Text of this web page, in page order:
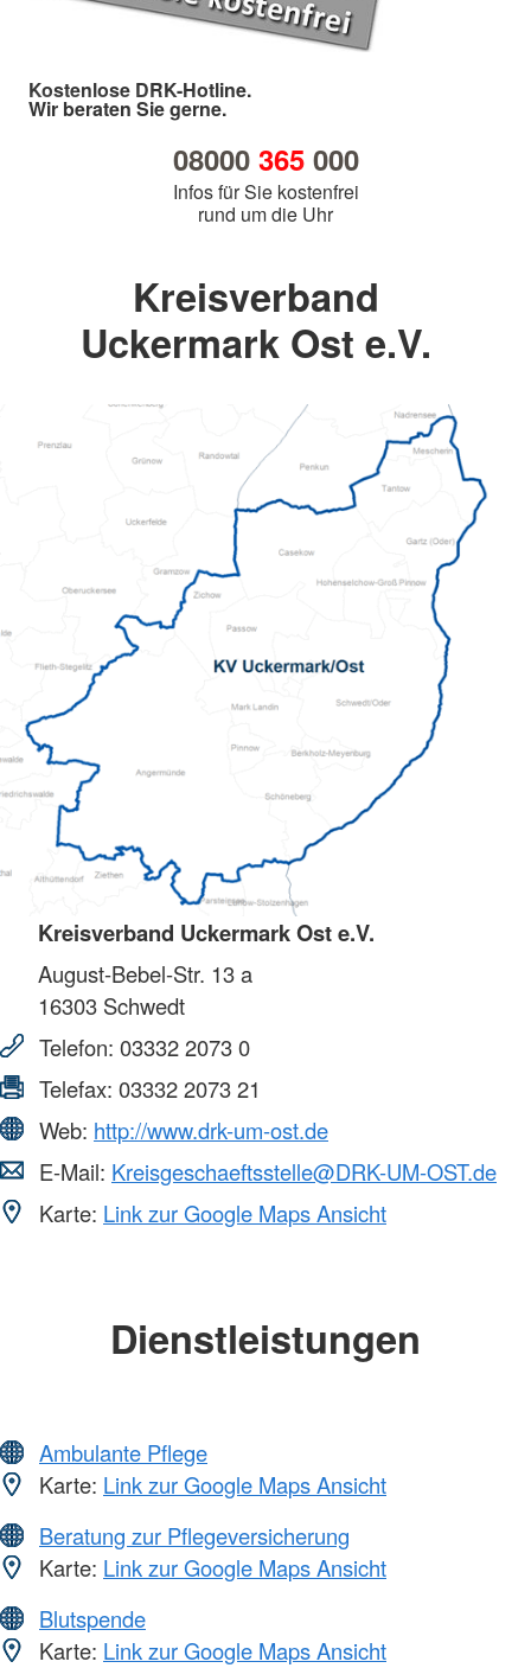
Kostenlose DRK-Hotline.
Wir beraten Sie gerne.
08000 365000
Infos für Sie kostenfrei
rund um die Uhr
Kreisverband
Uckermark Ost e.V.
Kreisverband Uckermark Ost e.V.
August-Bebel-Str. 13 a
16303 Schwedt
Telefon: 03332 2073 0
Telefax: 03332 2073 21
Web: http://www.drk-um-ost.de
E-Mail: Kreisgeschaeftsstelle@DRK-UM-OST.de
Karte: Link zur Google Maps Ansicht
Dienstleistungen
Ambulante Pflege
Karte: Link zur Google Maps Ansicht
Beratung zur Pflegeversicherung
Karte: Link zur Google Maps Ansicht
Blutspende
Karte: Link zur Google Maps Ansicht